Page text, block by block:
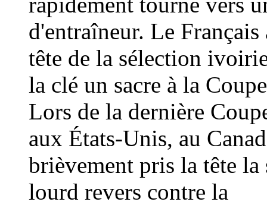
d'entraîneur. Le
tête de la sélection
la clé un sacre à la
Lors de la dernière
aux États-Unis, au
brièvement pris la tête
lourd revers contre la